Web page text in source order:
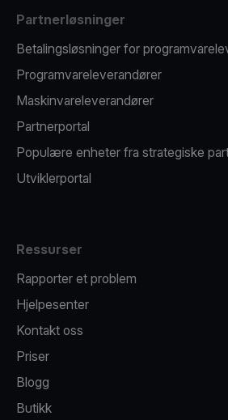
Partnerløsninger
Betalingsløsninger for
Programvareleverandører
Maskinvareleverandører
Partnerportal
Populære enheter fra strategiske
Utviklerportal
Ressurser
Rapporter et problem
Hjelpesenter
Kontakt oss
Priser
Blogg
Butikk